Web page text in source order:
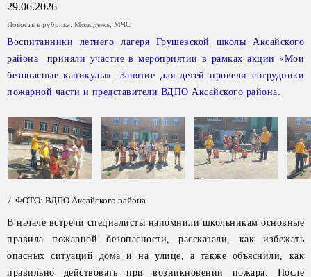
29.06.2026
Новость в рубрике: Молодежь МЧС
Воспитанники летнего лагеря Грушевской школы Аксайского
района приняли участие в мероприятии в рамках акции «Мои
безопасные каникулы». Занятие для детей провели сотрудники
пожарной части и представители ВДПО Аксайского района.
/ ФОТО: ВДПО Аксайского района
В начале встречи специалисты напомнили школьникам основные
правила пожарной безопасности, рассказали, как избежать
опасных ситуаций дома и на улице, а также объяснили, как
правильно действовать при возникновении пожара. После